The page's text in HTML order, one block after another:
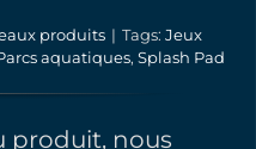
produits | Tags: Jeux
aquatiques, Splash Pad
produit, nous